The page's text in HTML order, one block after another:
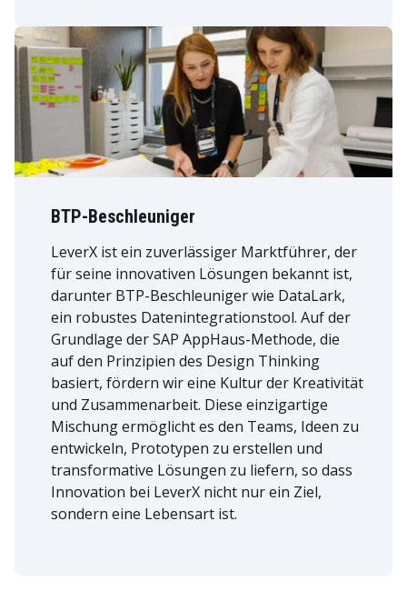
BTP-Beschleuniger
LeverX ist ein zuverlässiger Marktführer, der
für seine innovativen Lösungen bekannt ist,
darunter BTP-Beschleuniger wie DataLark,
ein robustes Datenintegrationstool. Auf der
Grundlage der SAP AppHaus-Methode, die
auf den Prinzipien des Design Thinking
basiert, fördern wir eine Kultur der Kreativität
und Zusammenarbeit. Diese einzigartige
Mischung ermöglicht es den Teams, Ideen zu
entwickeln, Prototypen zu erstellen und
transformative Lösungen zu liefern, so dass
Innovation bei LeverX nicht nur ein Ziel,
sondern eine Lebensart ist.